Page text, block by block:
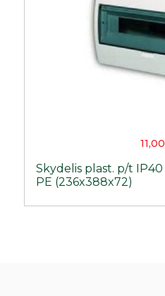
Skydelis plast. p/t IP40
PE (236x388x72)
11,00